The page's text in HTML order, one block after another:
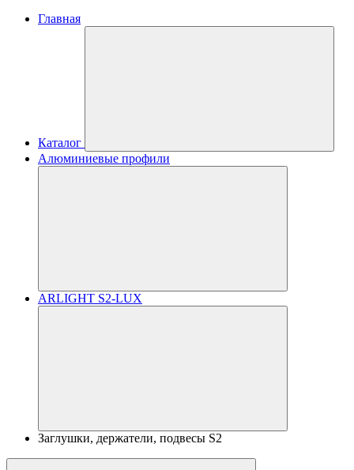
Главная
Каталог
Алюминиевые профили
ARLIGHT S2-LUX
Заглушки, держатели, подвесы S2